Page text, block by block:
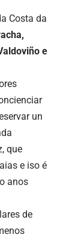
Costa da
e
un
que
e iso é
anos
de